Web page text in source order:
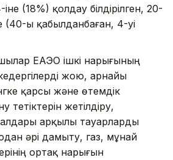
(18%) қолдау білдірілген, 20-
(40-ы қабылданбаған, 4-уі
ЕАЭО ішкі нарығының
жою, арнайы
қарсы және өтемдік
жетілдіру,
арқылы тауарларды
әрі дамыту, газ, мұнай
ортақ нарығын